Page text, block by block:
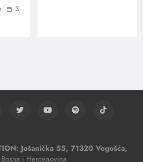
3
Jošanička 55, 71320 Vogošća,
Bosna i Hercegovina